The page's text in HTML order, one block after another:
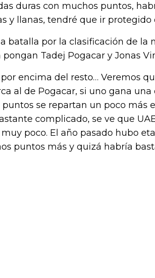
duras con muchos puntos,
y llanas, tendré que ir protegido
batalla por la clasificación de la
Tadej Pogacar y Jonas
encima del resto… Veremos
al de Pogacar, si uno gana una
se repartan un poco más
complicado, se ve que
poco. El año pasado hubo
puntos más y quizá habría